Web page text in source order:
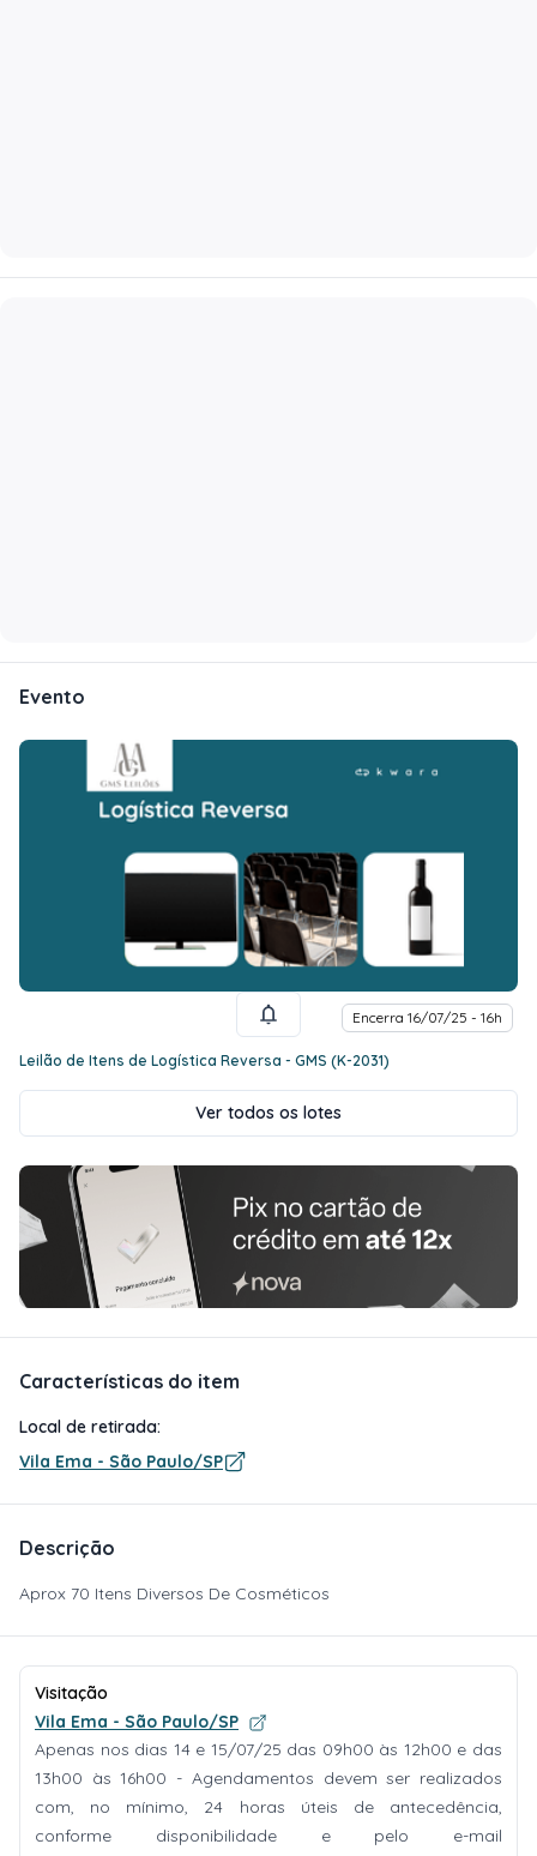
Evento
Encerra 16/07/25 - 16h
Leilão de Itens de Logística Reversa - GMS (K-2031)
Ver todos os lotes
Características do item
Local de retirada:
Vila Ema - São Paulo/SP
Descrição
Aprox 70 Itens Diversos De Cosméticos
Visitação
Vila Ema - São Paulo/SP
Apenas nos dias 14 e 15/07/25 das 09h00 às 12h00 e das
13h00 às 16h00 - Agendamentos devem ser realizados
com, no mínimo, 24 horas úteis de antecedência,
conforme disponibilidade e pelo e-mail